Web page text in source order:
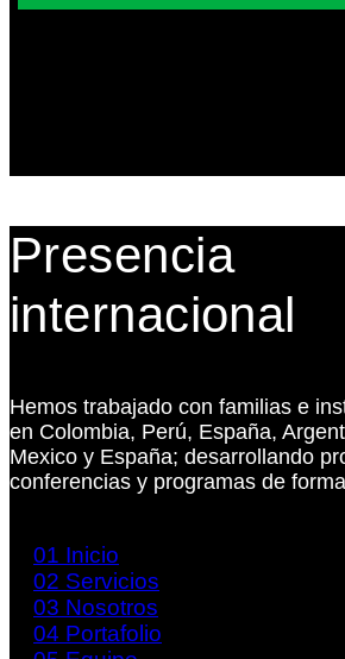
Presencia
internacional
Hemos trabajado con familias e
en Colombia, Perú, España,
Mexico y España; desarrollando
conferencias y programas de
01 Inicio
02 Servicios
03 Nosotros
04 Portafolio